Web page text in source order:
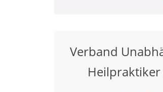
Verband
Heilpraktiker